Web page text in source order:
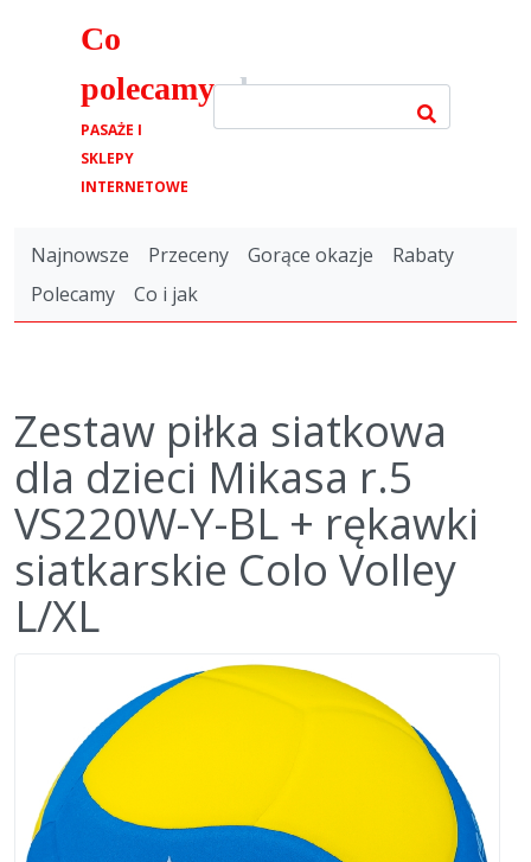
Co
polecamy.pl
PASAŻE I
SKLEPY
INTERNETOWE
Najnowsze Przeceny Gorące okazje
Rabaty
Polecamy
Co i jak
Zestaw piłka siatkowa
dla dzieci Mikasa r.5
VS220W-Y-BL + rękawki
siatkarskie Colo Volley
L/XL